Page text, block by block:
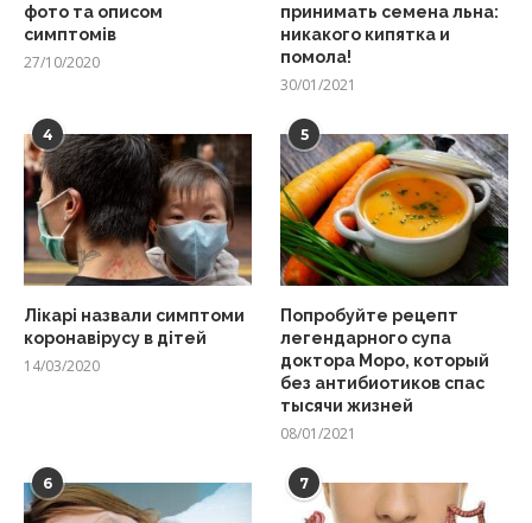
фото та описом
симптомів
27/10/2020
принимать семена льна:
никакого кипятка и
помола!
30/01/2021
4
Лікарі назвали симптоми
коронавірусу в дітей
14/03/2020
5
Попробуйте рецепт
легендарного супа
доктора Моро, который
без антибиотиков спас
тысячи жизней
08/01/2021
6 7